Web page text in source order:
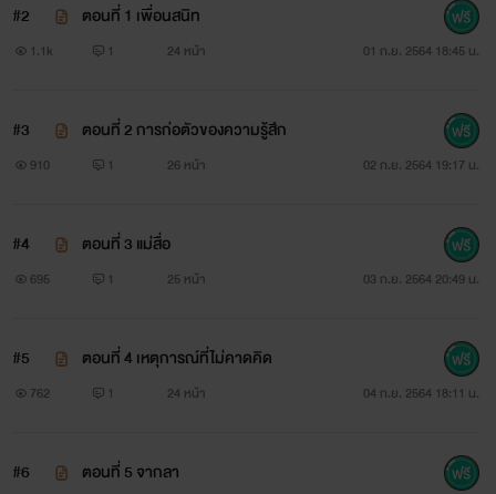
#2 ตอนที่ 1 เพื่อนสนิท
1.1k 1 24 หน้า 01 ก.ย. 2564 18:45 น.
#3 ตอนที่ 2 การก่อตัวของความรู้สึก
910 1 26 หน้า 02 ก.ย. 2564 19:17 น.
#4 ตอนที่ 3 แม่สื่อ
695 1 25 หน้า 03 ก.ย. 2564 20:49 น.
#5 ตอนที่ 4 เหตุการณ์ที่ไม่คาดคิด
762 1 24 หน้า 04 ก.ย. 2564 18:11 น.
#6 ตอนที่ 5 จากลา